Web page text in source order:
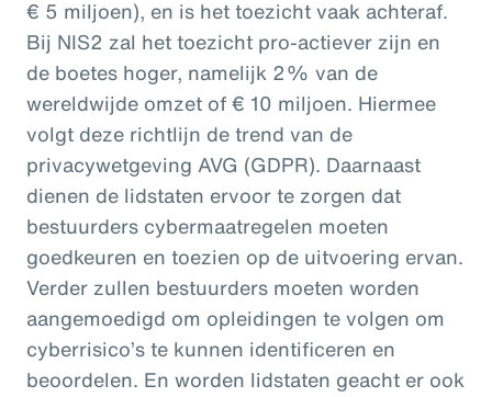
€ 5 miljoen), en is het toezicht vaak achteraf.
Bij NIS2 zal het toezicht pro-actiever zijn en
de boetes hoger, namelijk 2% van de
wereldwijde omzet of € 10 miljoen. Hiermee
volgt deze richtlijn de trend van de
privacywetgeving AVG (GDPR). Daarnaast
dienen de lidstaten ervoor te zorgen dat
bestuurders cybermaatregelen moeten
goedkeuren en toezien op de uitvoering ervan.
Verder zullen bestuurders moeten worden
aangemoedigd om opleidingen te volgen om
cyberrisico’s te kunnen identificeren en
beoordelen. En worden lidstaten geacht er ook